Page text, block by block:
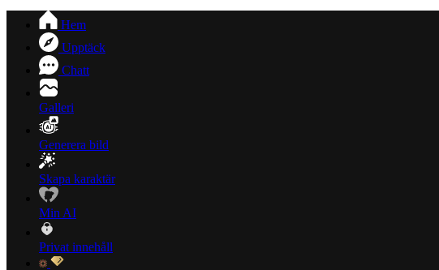
Hem
Upptäck
Chatt
Galleri
Generera bild
Skapa karaktär
Min AI
Privat innehåll